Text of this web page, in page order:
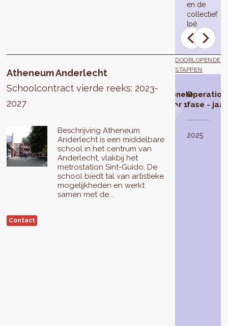
en de
collectief
Ipé.
Atheneum Anderlecht
Schoolcontract vierde reeks: 2023-
2027
Beschrijving Atheneum
Anderlecht is een middelbare
school in het centrum van
Anderlecht, vlakbij het
metrostation Sint-Guido. De
school biedt tal van artistieke
mogelijkheden en werkt
samen met de...
Contact
DOORLOPENDE
STAPPEN
Schoolcontract
2021
selecteert
de
Brusselse
Hoofdstedelijke
Regering
Studiefase
studiefase
van
het
schoolcontract
Atheneum
Anderlecht
wordt
Operationele
fase - jaar 1
2024
fase -
2025